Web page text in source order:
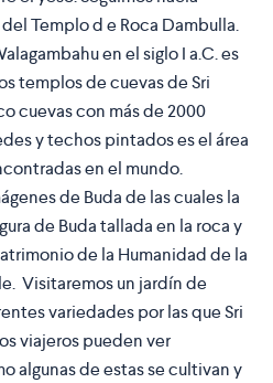
Templo d e Roca Dambulla.
en el siglo I a.C. es
templos de cuevas de Sri
cuevas con más de 2000
y techos pintados es el área
en el mundo.
de Buda de las cuales la
de Buda tallada en la roca y
de la Humanidad de la
Visitaremos un jardín de
variedades por las que Sri
viajeros pueden ver
algunas de estas se cultivan y